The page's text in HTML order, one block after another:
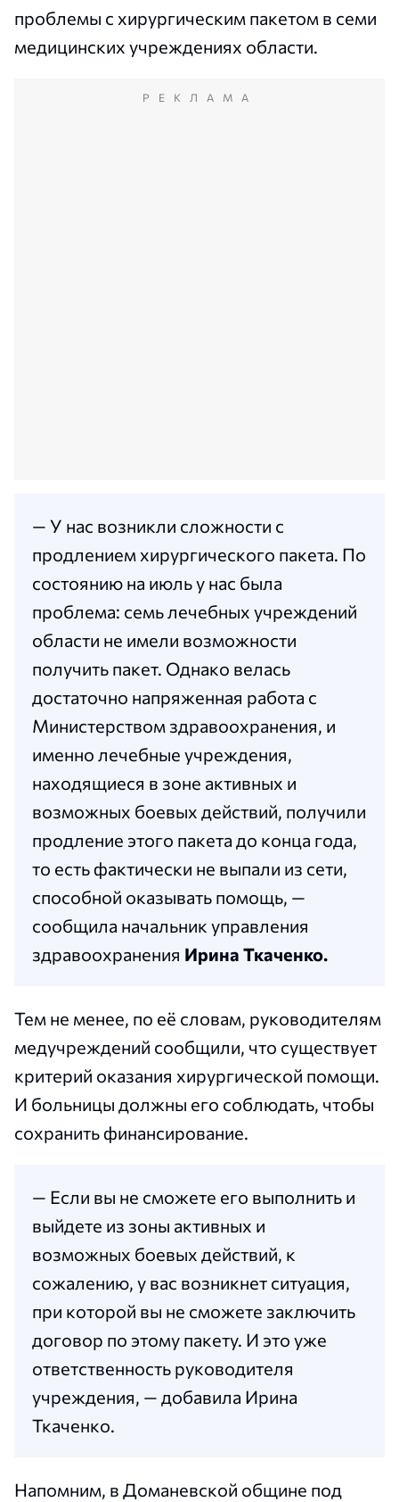
проблемы с хирургическим пакетом в семи
медицинских учреждениях области.
РЕКЛАМА
— У нас возникли сложности с
продлением хирургического пакета. По
состоянию на июль у нас была
проблема: семь лечебных учреждений
области не имели возможности
получить пакет. Однако велась
достаточно напряженная работа с
Министерством здравоохранения, и
именно лечебные учреждения,
находящиеся в зоне активных и
возможных боевых действий, получили
продление этого пакета до конца года,
то есть фактически не выпали из сети,
способной оказывать помощь, —
сообщила начальник управления
здравоохранения Ирина Ткаченко.
Тем не менее, по её словам, руководителям
медучреждений сообщили, что существует
критерий оказания хирургической помощи.
И больницы должны его соблюдать, чтобы
сохранить финансирование.
— Если вы не сможете его выполнить и
выйдете из зоны активных и
возможных боевых действий, к
сожалению, у вас возникнет ситуация,
при которой вы не сможете заключить
договор по этому пакету. И это уже
ответственность руководителя
учреждения, — добавила Ирина
Ткаченко.
Напомним, в Доманевской общине под